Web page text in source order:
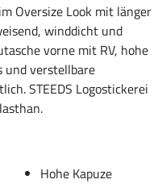
Oversize Look mit länger
winddicht und
vorne mit RV, hohe
und verstellbare
STEEDS Logostickerei
Hohe Kapuze